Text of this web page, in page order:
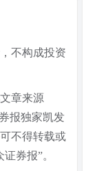
不构成投资
章来源
报独家凯发
不得转载或
券报”。